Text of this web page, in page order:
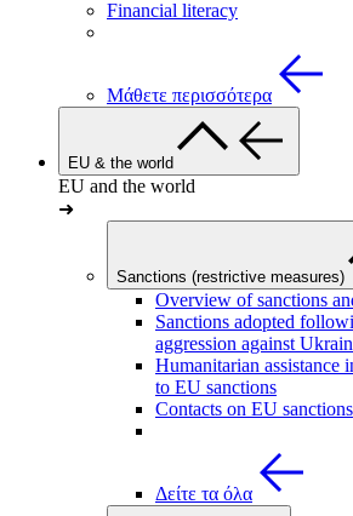
Financial literacy
Μάθετε περισσότερα
EU & the world
EU and the world
➜
Sanctions (restrictive measures)
Overview of sanctions
Sanctions adopted
aggression against
Humanitarian assistance
to EU sanctions
Contacts on EU sanctions
Δείτε τα όλα